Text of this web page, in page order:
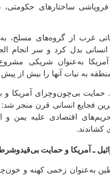
بود که به فروپاشی
غرب از گروه‌های مسلح،
بدل کرد و سر انجام
به‌عنوان شریکی
به نیات آنها را بیش از
بی‌چون‌وچرای آمریکا و
فجایع انسانی قرن منجر شد:
اقتصادی علیه یمن و
کشاندند.
ـ آمریکا و حمایت
به‌عنوان زخمی کهنه و